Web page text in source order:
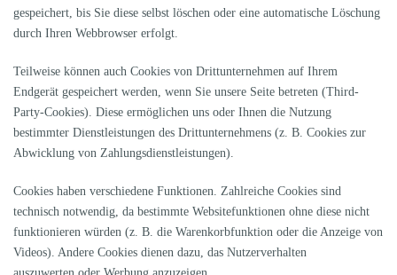
gespeichert, bis Sie diese selbst löschen oder eine automatische Löschung
durch Ihren Webbrowser erfolgt.
Teilweise können auch Cookies von Drittunternehmen auf Ihrem
Endgerät gespeichert werden, wenn Sie unsere Seite betreten (Third-
Party-Cookies). Diese ermöglichen uns oder Ihnen die Nutzung
bestimmter Dienstleistungen des Drittunternehmens (z. B. Cookies zur
Abwicklung von Zahlungsdienstleistungen).
Cookies haben verschiedene Funktionen. Zahlreiche Cookies sind
technisch notwendig, da bestimmte Websitefunktionen ohne diese nicht
funktionieren würden (z. B. die Warenkorbfunktion oder die Anzeige von
Videos). Andere Cookies dienen dazu, das Nutzerverhalten